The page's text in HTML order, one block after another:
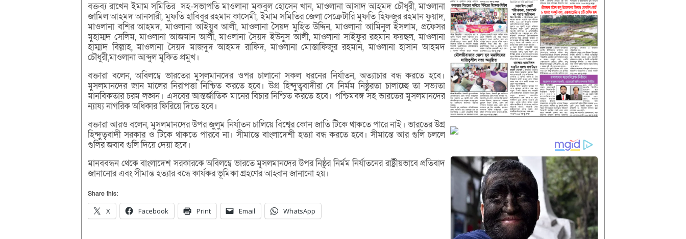
বক্তব্য রাখেন ইমাম সমিতির সহ-সভাপতি মাওলানা মকবুল হোসেন খান, মাওলানা আসাদ আহমদ চৌধুরী, মাওলানা
জামিল আহমদ আনসারী, মুফতি হাবিবুর রহমান কাসেমী, ইমাম সমিতির জেলা সেক্রেটারি মুফতি হিফজুর রহমান ফুয়াদ,
মাওলানা বশির আহমদ, মাওলানা আইয়ুব আলী, মাওলানা সৈয়দ মুহিত উদ্দিন, মাওলানা আমিনুল ইসলাম, প্রফেসর
মুহাম্মদ সেলিম, মাওলানা আজমান আলী, মাওলানা সৈয়দ ইউনুস আলী, মাওলানা সাইফুর রহমান ফয়ছল, মাওলানা
হাম্মাদ বিল্লাহ, মাওলানা সৈয়দ মাজদুদ আহমদ রাফিদ, মাওলানা মোস্তাফিজুর রহমান, মাওলানা হাসান আহমদ
চৌধুরী,মাওলানা আব্দুল মুকিত প্রমুখ।
বক্তারা বলেন, অবিলম্বে ভারতের মুসলমানদের ওপর চালানো সকল ধরনের নির্যাতন, অত্যাচার বন্ধ করতে হবে।
মুসলমানদের জান মালের নিরাপত্তা নিশ্চিত করতে হবে। উগ্র হিন্দুত্ববাদীরা যে নির্মম নিষ্ঠুরতা চালাচ্ছে তা সভ্যতা
মানবিকতার চরম লঙ্ঘন। এসবের আন্তর্জাতিক মানের বিচার নিশ্চিত করতে হবে। পশ্চিমবঙ্গ সহ ভারতের মুসলমানদের
ন্যায্য নাগরিক অধিকার ফিরিয়ে দিতে হবে।
বক্তারা আরও বলেন, মুসলমানদের উপর জুলুম নির্যাতন চালিয়ে বিশ্বের কোন জাতি টিকে থাকতে পারে নাই। ভারতের উগ্র
হিন্দুত্ববাদী সরকার ও টিকে থাকতে পারবে না। সীমান্তে বাংলাদেশী হত্যা বন্ধ করতে হবে। সীমান্তে আর গুলি চললে
গুলির জবাব গুলি দিয়ে দেয়া হবে।
মানববন্ধন থেকে বাংলাদেশ সরকারকে অবিলম্বে ভারতে মুসলমানদের উপর নিষ্ঠুর নির্মম নির্যাতনের রাষ্ট্রীয়ভাবে প্রতিবাদ
জানানোর এবং সীমান্ত হত্যার বন্ধে কার্যকর ভূমিকা গ্রহণের আহ্বান জানানো হয়।
Share this:
X Facebook Print Email WhatsApp